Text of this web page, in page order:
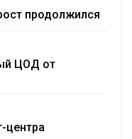
продолжился
ЦОД от
центра